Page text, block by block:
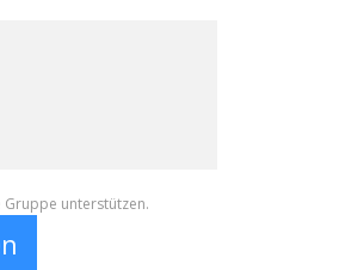
unterstützen.